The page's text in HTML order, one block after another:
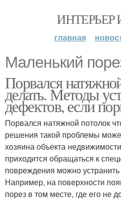
ИНТЕРЬЕР
главная
Маленький
Порвался
делать. Методы
дефектов, если
Порвался натяжной потолок
решения такой проблемы
хозяина объекта
приходится обращаться к
повреждения можно устранить
Например, на поверхности
порез в том месте, где его не